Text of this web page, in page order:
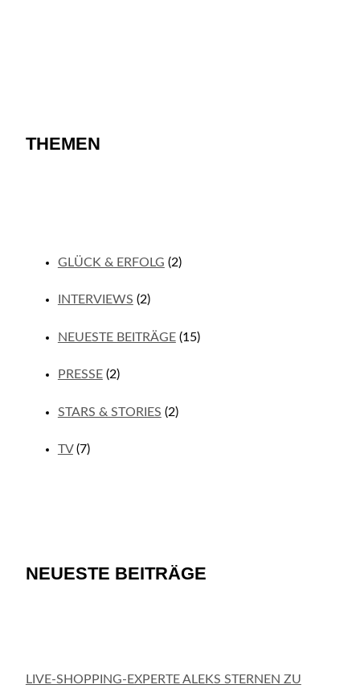
THEMEN
GLÜCK & ERFOLG (2)
INTERVIEWS (2)
NEUESTE BEITRÄGE (15)
PRESSE(2)
STARS & STORIES (2)
TV(7)
NEUESTE BEITRÄGE
LIVE-SHOPPING-EXPERTE ALEKS STERNEN ZU